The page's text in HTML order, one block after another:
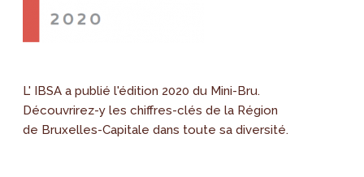
L' IBSA a publié l'édition 2020 du Mini-Bru.
Découvrirez-y les chiffres-clés de la Région
de Bruxelles-Capitale dans toute sa diversité.